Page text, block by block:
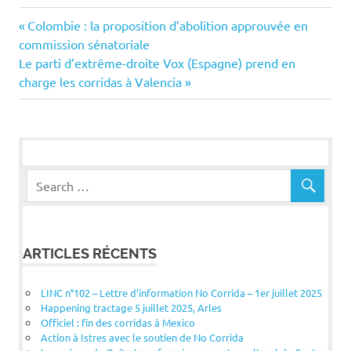
Navigation
de
l’article
Previous
Post:
Colombie : la proposition d’abolition approuvée en
commission sénatoriale
Next
Post:
Le parti d’extrême-droite Vox (Espagne) prend en
charge les corridas à Valencia
ARTICLES RÉCENTS
LINC n°102 – Lettre d’information No Corrida – 1er juillet 2025
Happening tractage 5 juillet 2025, Arles
Officiel : fin des corridas à Mexico
Action à Istres avec le soutien de No Corrida